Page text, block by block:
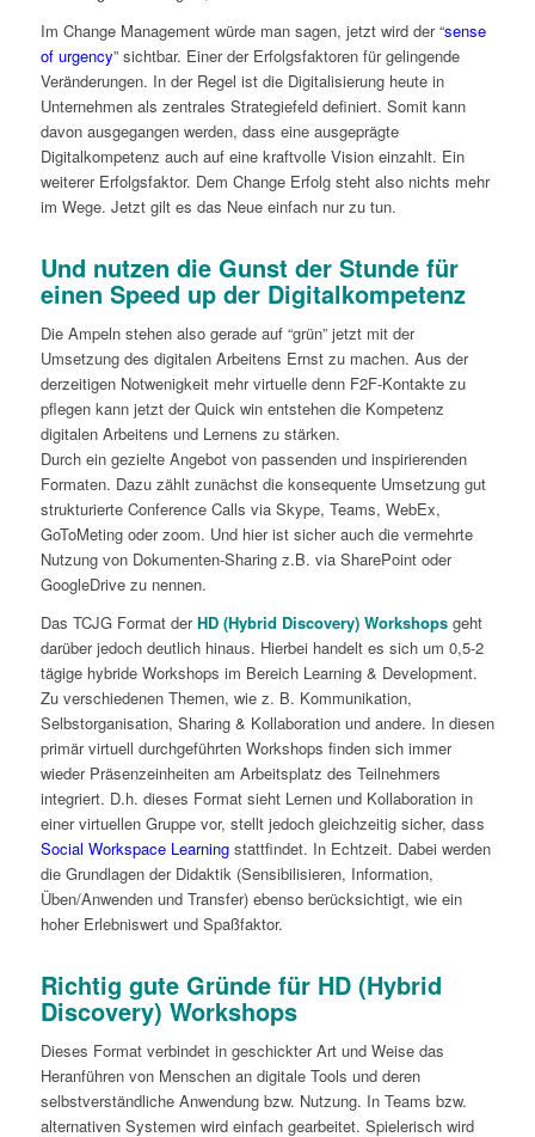
Im Change Management würde man sagen, jetzt wird der “sense
of urgency” sichtbar. Einer der Erfolgsfaktoren für gelingende
Veränderungen. In der Regel ist die Digitalisierung heute in
Unternehmen als zentrales Strategiefeld definiert. Somit kann
davon ausgegangen werden, dass eine ausgeprägte
Digitalkompetenz auch auf eine kraftvolle Vision einzahlt. Ein
weiterer Erfolgsfaktor. Dem Change Erfolg steht also nichts mehr
im Wege. Jetzt gilt es das Neue einfach nur zu tun.
Und nutzen die Gunst der Stunde für
einen Speed up der Digitalkompetenz
Die Ampeln stehen also gerade auf “grün” jetzt mit der
Umsetzung des digitalen Arbeitens Ernst zu machen. Aus der
derzeitigen Notwenigkeit mehr virtuelle denn F2F-Kontakte zu
pflegen kann jetzt der Quick win entstehen die Kompetenz
digitalen Arbeitens und Lernens zu stärken.
Durch ein gezielte Angebot von passenden und inspirierenden
Formaten. Dazu zählt zunächst die konsequente Umsetzung gut
strukturierte Conference Calls via Skype, Teams, WebEx,
GoToMeting oder zoom. Und hier ist sicher auch die vermehrte
Nutzung von Dokumenten-Sharing z.B. via SharePoint oder
GoogleDrive zu nennen.
Das TCJG Format derHD (Hybrid Discovery) Workshopsgeht
darüber jedoch deutlich hinaus. Hierbei handelt es sich um 0,5-2
tägige hybride Workshops im Bereich Learning & Development.
Zu verschiedenen Themen, wie z. B. Kommunikation,
Selbstorganisation, Sharing & Kollaboration und andere. In diesen
primär virtuell durchgeführten Workshops finden sich immer
wieder Präsenzeinheiten am Arbeitsplatz des Teilnehmers
integriert. D.h. dieses Format sieht Lernen und Kollaboration in
einer virtuellen Gruppe vor, stellt jedoch gleichzeitig sicher, dass
Social Workspace Learningstattfindet. In Echtzeit. Dabei werden
die Grundlagen der Didaktik (Sensibilisieren, Information,
Üben/Anwenden und Transfer) ebenso berücksichtigt, wie ein
hoher Erlebniswert und Spaßfaktor.
Richtig gute Gründe für HD (Hybrid
Discovery) Workshops
Dieses Format verbindet in geschickter Art und Weise das
Heranführen von Menschen an digitale Tools und deren
selbstverständliche Anwendung bzw. Nutzung. In Teams bzw.
alternativen Systemen wird einfach gearbeitet. Spielerisch wird